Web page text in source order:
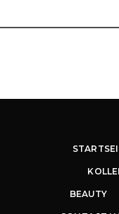
BEAUTY